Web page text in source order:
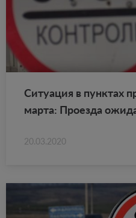
Си­ту­а­ция в пунк­тах
марта: Про­ез­да
20.03.2020